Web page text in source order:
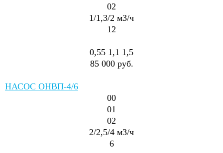
02
1/1,3/2 м3/ч
12
0,55 1,1 1,5
85 000 руб.
НАСОС ОНВП-4/6
00
01
02
2/2,5/4 м3/ч
6